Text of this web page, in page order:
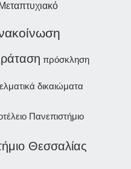
Μεταπτυχιακό
πρόσκληση
δικαιώματα
Πανεπιστήμιο
Θεσσαλίας